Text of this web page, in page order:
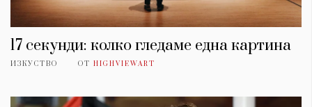
17 секунди: колко гледаме една картина
ИЗКУСТВО ОТ HIGHVIEWART